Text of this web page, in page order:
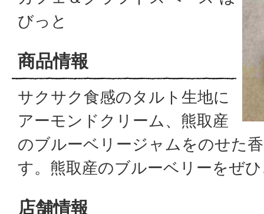
びっと
商品情報
サクサク食感のタルト生地に
アーモンドクリーム、熊取産
のブルーベリージャムをのせた
す。熊取産のブルーベリーをぜ
店舗情報